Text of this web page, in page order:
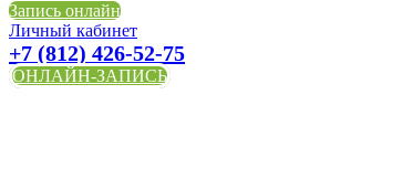
Запись онлайн
Личный кабинет
+7 (812) 426-52-75
ОНЛАЙН-ЗАПИСЬ